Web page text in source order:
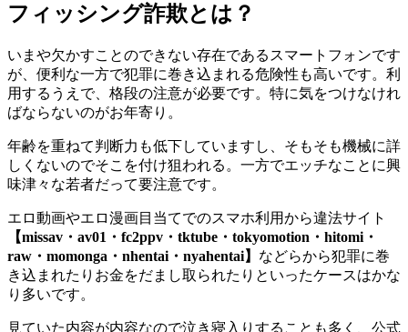
フィッシング詐欺とは？
いまや欠かすことのできない存在であるスマートフォンです
が、便利な一方で犯罪に巻き込まれる危険性も高いです。利
用するうえで、格段の注意が必要です。特に気をつけなけれ
ばならないのがお年寄り。
年齢を重ねて判断力も低下していますし、そもそも機械に詳
しくないのでそこを付け狙われる。一方でエッチなことに興
味津々な若者だって要注意です。
エロ動画やエロ漫画目当てでのスマホ利用から違法サイト
【missav・av01・fc2ppv・tktube・tokyomotion・hitomi・
raw・momonga・nhentai・nyahentai】 などらから犯罪に巻
き込まれたりお金をだまし取られたりといったケースはかな
り多いです。
見ていた内容が内容なので泣き寝入りすることも多く、公式